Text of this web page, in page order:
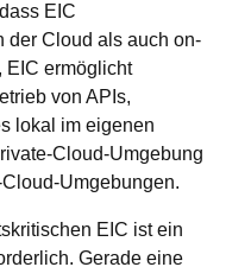
EIC
der Cloud als auch on-
EIC ermöglicht
von APIs,
lokal im eigenen
Cloud-Umgebung
Umgebungen.
EIC ist ein
Gerade eine